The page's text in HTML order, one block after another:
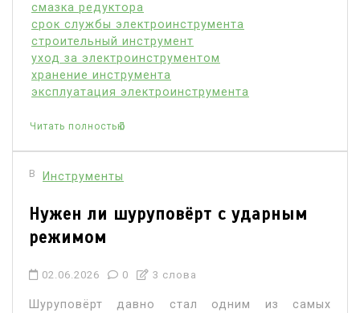
смазка редуктора
срок службы электроинструмента
строительный инструмент
уход за электроинструментом
хранение инструмента
эксплуатация электроинструмента
Читать полностью
В Инструменты
Нужен ли шуруповёрт с ударным
режимом
02.06.2026 0 3 слова
Шуруповёрт давно стал одним из самых